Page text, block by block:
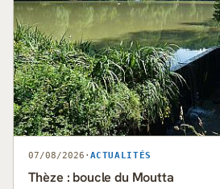
07/08/2026 · ACTUALITÉS
Thèze : boucle du Moutta